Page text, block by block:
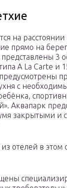
на
прямо на
представлены 3
A La Carte и
с
Аквапарк
закрытыми и
отелей в